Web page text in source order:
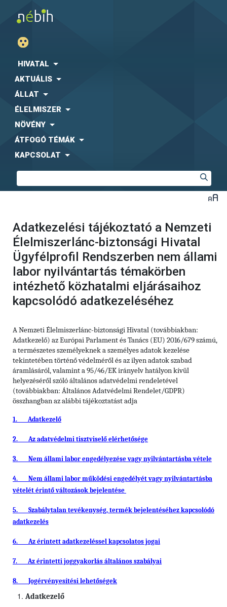
HIVATAL
AKTUÁLIS
ÁLLAT
ÉLELMISZER
NÖVÉNY
ÁTFOGÓ TÉMÁK
KAPCSOLAT
Adatkezelési tájékoztató a Nemzeti
Élelmiszerlánc-biztonsági Hivatal
Ügyfélprofil Rendszerben nem állami
labor nyilvántartás témakörben
intézhető közhatalmi eljárásaihoz
kapcsolódó adatkezeléséhez
A Nemzeti Élelmiszerlánc-biztonsági Hivatal (továbbiakban:
Adatkezelő) az Európai Parlament és Tanács (EU) 2016/679 számú,
a természetes személyeknek a személyes adatok kezelése
tekintetében történő védelméről és az ilyen adatok szabad
áramlásáról, valamint a 95/46/EK irányelv hatályon kívül
helyezéséről szóló általános adatvédelmi rendeletével
(továbbiakban: Általános Adatvédelmi Rendelet/GDPR)
összhangban az alábbi tájékoztatást adja
1. Adatkezelő
2. Az adatvédelmi tisztviselő elérhetősége
3. Nem állami labor engedélyezése vagy nyilvántartásba vétele
4.
Nem állami labor működési engedélyét vagy nyilvántartásba
vételét érintő változások bejelentése
5.
Szabálytalan tevékenység, termék bejelentéséhez kapcsolódó
adatkezelés
6. Az érintett adatkezeléssel kapcsolatos jogai
7. Az érintetti joggyakorlás általános szabályai
8. Jogérvényesítési lehetőségek
Adatkezelő